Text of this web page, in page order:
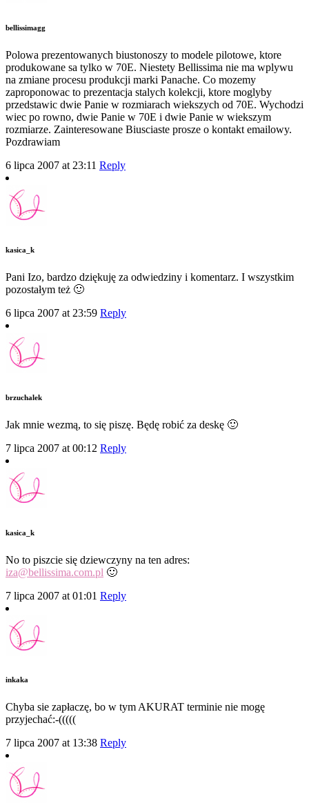
bellissimagg
Polowa prezentowanych biustonoszy to modele pilotowe, ktore
produkowane sa tylko w 70E. Niestety Bellissima nie ma wplywu
na zmiane procesu produkcji marki Panache. Co mozemy
zaproponowac to prezentacja stalych kolekcji, ktore moglyby
przedstawic dwie Panie w rozmiarach wiekszych od 70E. Wychodzi
wiec po rowno, dwie Panie w 70E i dwie Panie w wiekszym
rozmiarze. Zainteresowane Biusciaste prosze o kontakt emailowy.
Pozdrawiam
6 lipca 2007 at 23:11 Reply
kasica_k
Pani Izo, bardzo dziękuję za odwiedziny i komentarz. I wszystkim
pozostałym też 🙂
6 lipca 2007 at 23:59 Reply
brzuchalek
Jak mnie wezmą, to się piszę. Będę robić za deskę 🙂
7 lipca 2007 at 00:12 Reply
kasica_k
No to piszcie się dziewczyny na ten adres:
iza@bellissima.com.pl 🙂
7 lipca 2007 at 01:01 Reply
inkaka
Chyba sie zapłaczę, bo w tym AKURAT terminie nie mogę
przyjechać:-(((((
7 lipca 2007 at 13:38 Reply